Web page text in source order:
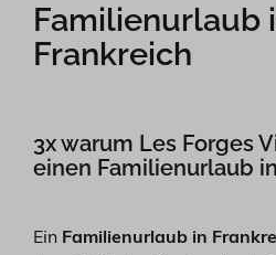
Familienurlaub
Frankreich
3x warum Les Forges
einen Familienurlaub
Ein Familienurlaub in